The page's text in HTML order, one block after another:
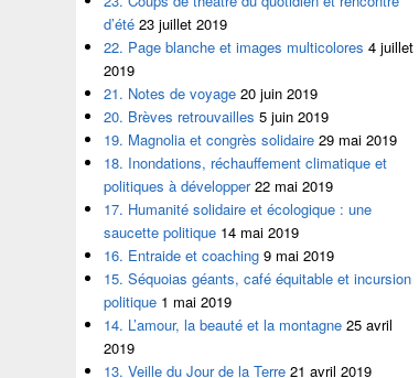
d’été 23 juillet 2019
22. Page blanche et images multicolores 4 juillet
2019
21. Notes de voyage 20 juin 2019
20. Brèves retrouvailles 5 juin 2019
19. Magnolia et congrès solidaire 29 mai 2019
18. Inondations, réchauffement climatique et
politiques à développer 22 mai 2019
17. Humanité solidaire et écologique : une
saucette politique 14 mai 2019
16. Entraide et coaching 9 mai 2019
15. Séquoias géants, café équitable et incursion
politique 1 mai 2019
14. L’amour, la beauté et la montagne 25 avril
2019
13. Veille du Jour de la Terre 21 avril 2019